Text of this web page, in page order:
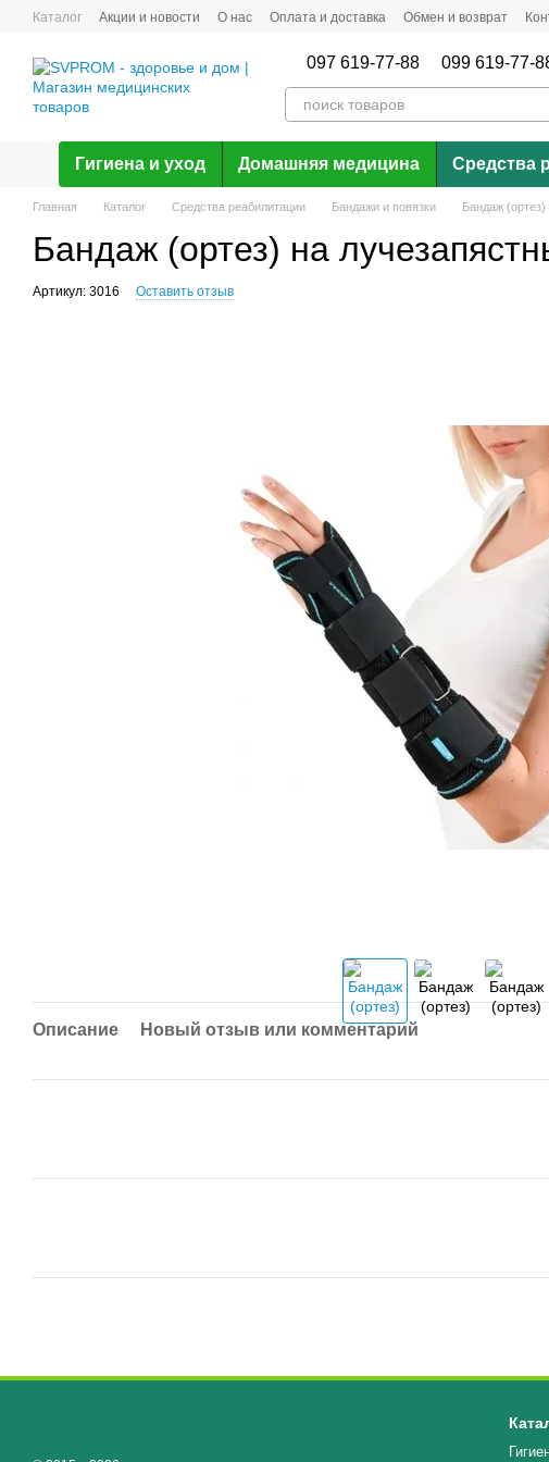
Перейти к основному контенту
Каталог Акции и новости О нас Оплата и доставка Обмен и возврат
097 619-77-88 099 619-77-
Гигиена и уход Домашняя медицина Средства
Главная Каталог Средства реабилитации Бандажи и повязки Бандаж
Бандаж (ортез) на
Артикул: 3016 Оставить отзыв
Описание Новый отзыв или комментарий